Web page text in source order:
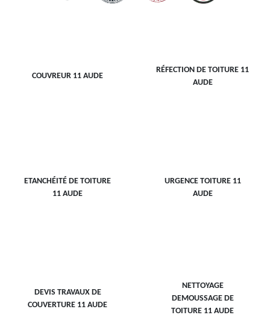
COUVREUR 11 AUDE
RÉFECTION DE TOITURE 11
AUDE
ETANCHÉITÉ DE TOITURE
11 AUDE
URGENCE TOITURE 11
AUDE
DEVIS TRAVAUX DE
COUVERTURE 11 AUDE
NETTOYAGE
DEMOUSSAGE DE
TOITURE 11 AUDE